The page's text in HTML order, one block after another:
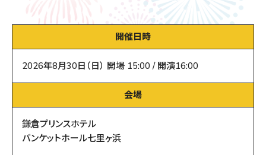
開催日時
2026年8月30日（日） 開場 15:00 / 開演16:00
会場
鎌倉プリンスホテル
バンケットホール七里ヶ浜